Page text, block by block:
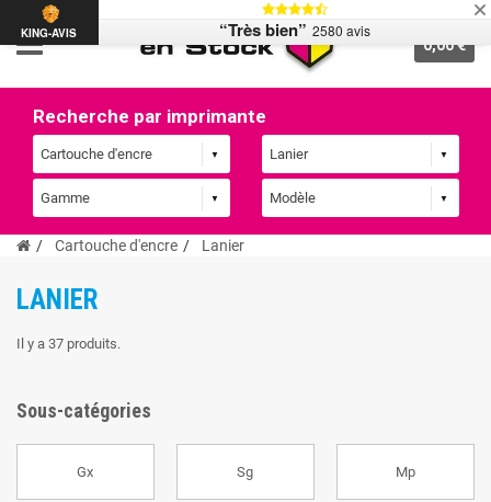
0,00 €
Recherche par imprimante
Cartouche d'encre Lanier
LANIER
Il y a 37 produits.
Sous-catégories
Gx Sg Mp
KING-AVIS “Très bien” 2580 avis